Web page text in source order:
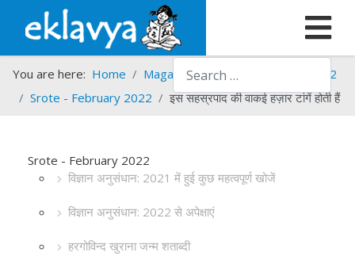
Search
You are here: Home Magazines Srote
Srote - 2022
Srote - February 2022
इस सहस्रपाद की वाकई हज़ार टांगें होती हैं
Srote - February 2022
विज्ञान अनुसंधान: 2021 में हुई कुछ महत्वपूर्ण खोजें
विज्ञान अनुसंधान: 2022 से अपेक्षाएं
हरगोविन्द खुराना जन्म शताब्दी